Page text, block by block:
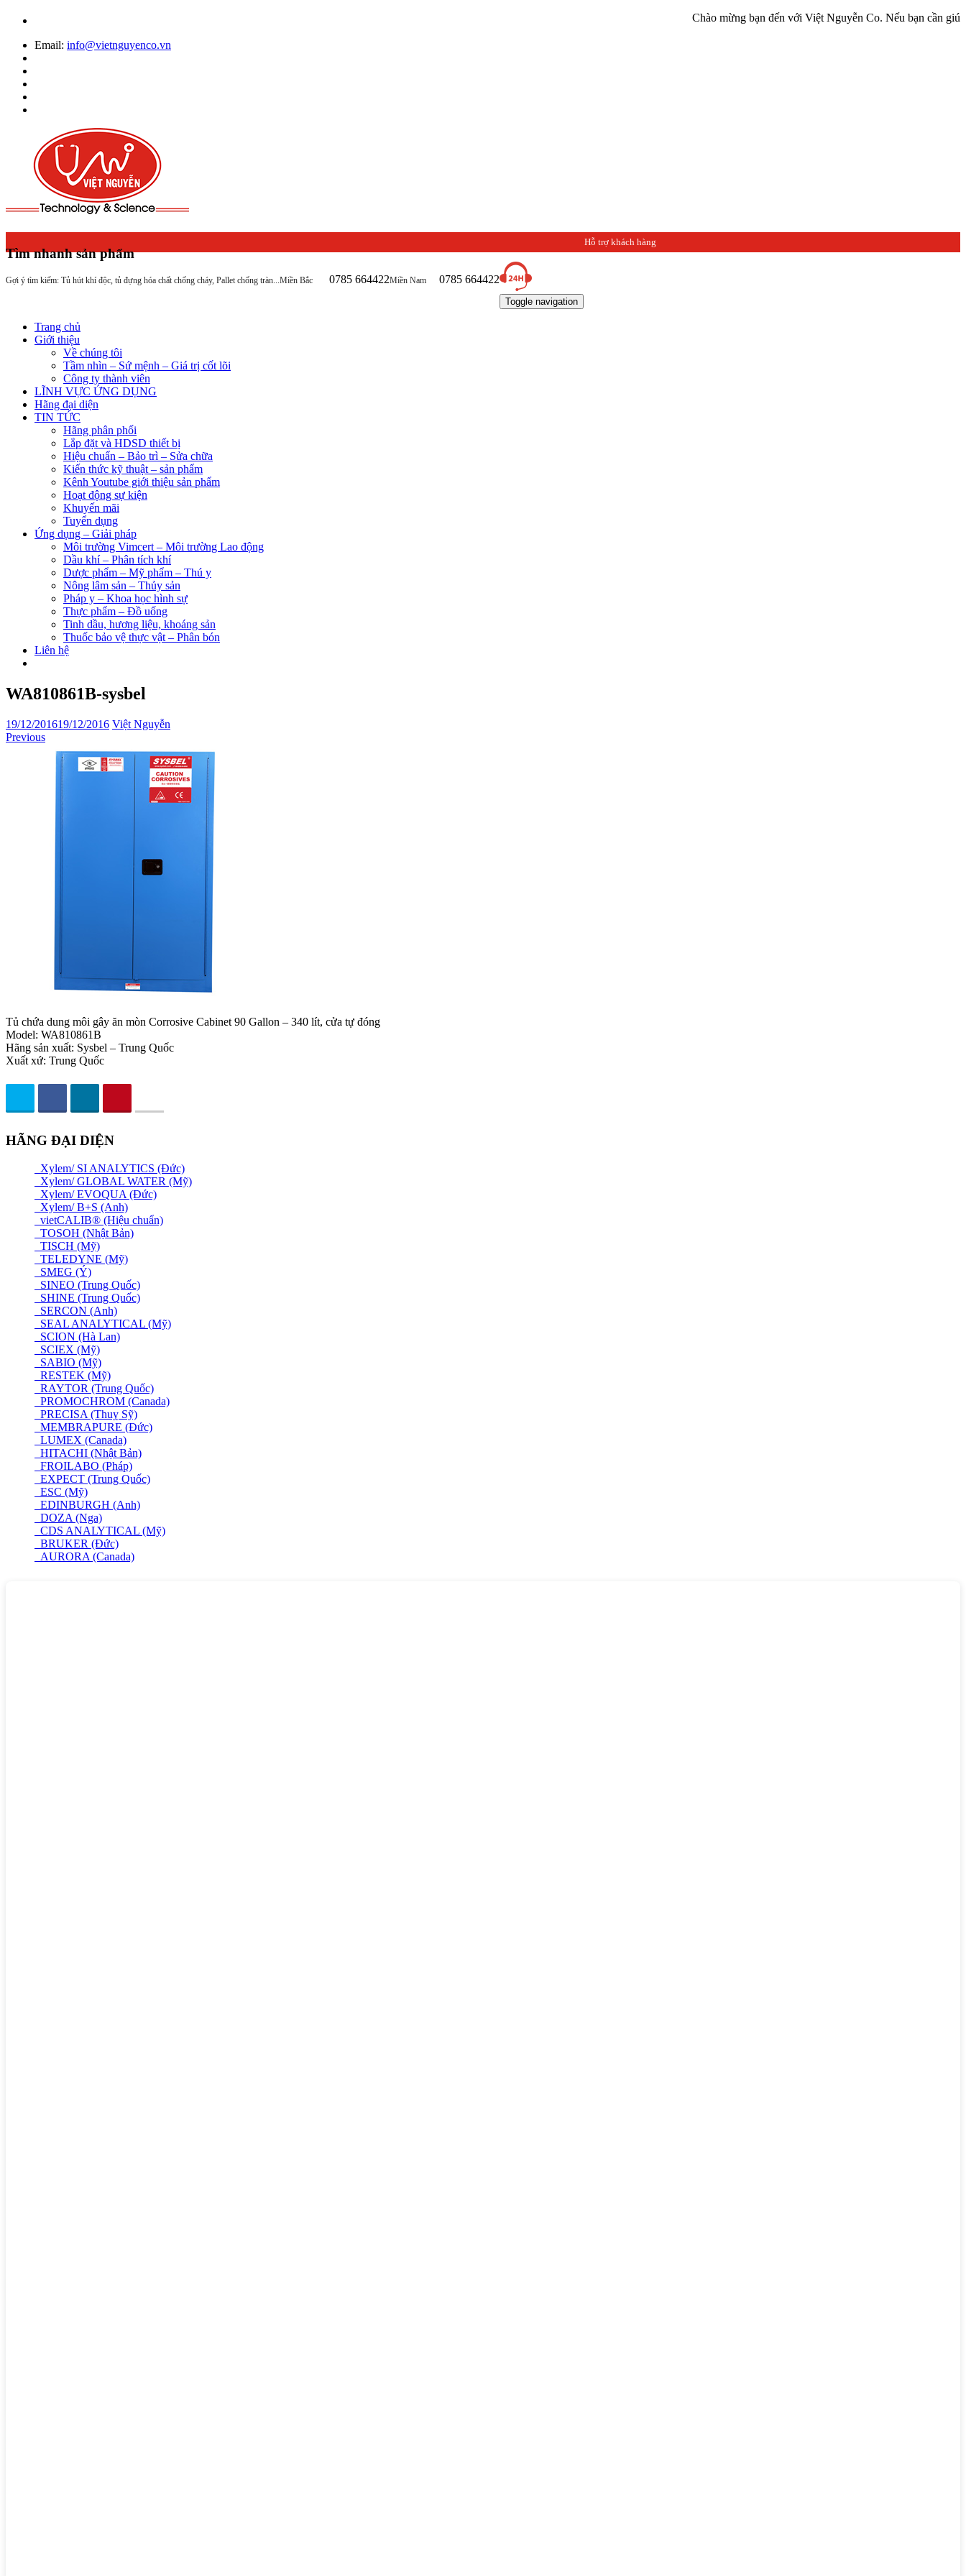
Chào mừng bạn đến với Việt Nguyễn Co. Nếu bạn cần giúp đỡ
Email: info@vietnguyenco.vn
Tìm nhanh sản phẩm
Gợi ý tìm kiếm: Tủ hút khí độc, tủ đựng hóa chất chống cháy, Pallet chống tràn...
Hỗ trợ khách hàng
Miền Bắc 0785 664422Miền Nam 0785 664422
Toggle navigation
Trang chủ
Giới thiệu
Về chúng tôi
Tầm nhìn – Sứ mệnh – Giá trị cốt lõi
Công ty thành viên
LĨNH VỰC ỨNG DỤNG
Hãng đại diện
TIN TỨC
Hãng phân phối
Lắp đặt và HDSD thiết bị
Hiệu chuẩn – Bảo trì – Sửa chữa
Kiến thức kỹ thuật – sản phẩm
Kênh Youtube giới thiệu sản phẩm
Hoạt động sự kiện
Khuyến mãi
Tuyển dụng
Ứng dụng – Giải pháp
Môi trường Vimcert – Môi trường Lao động
Dầu khí – Phân tích khí
Dược phẩm – Mỹ phẩm – Thú y
Nông lâm sản – Thủy sản
Pháp y – Khoa học hình sự
Thực phẩm – Đồ uống
Tinh dầu, hương liệu, khoáng sản
Thuốc bảo vệ thực vật – Phân bón
Liên hệ
WA810861B-sysbel
19/12/201619/12/2016 Việt Nguyễn
Previous
Tủ chứa dung môi gây ăn mòn Corrosive Cabinet 90 Gallon – 340 lít, cửa tự đóng
Model: WA810861B
Hãng sản xuất: Sysbel – Trung Quốc
Xuất xứ: Trung Quốc
HÃNG ĐẠI DIỆN
Xylem/ SI ANALYTICS (Đức)
Xylem/ GLOBAL WATER (Mỹ)
Xylem/ EVOQUA (Đức)
Xylem/ B+S (Anh)
vietCALIB® (Hiệu chuẩn)
TOSOH (Nhật Bản)
TISCH (Mỹ)
TELEDYNE (Mỹ)
SMEG (Ý)
SINEO (Trung Quốc)
SHINE (Trung Quốc)
SERCON (Anh)
SEAL ANALYTICAL (Mỹ)
SCION (Hà Lan)
SCIEX (Mỹ)
SABIO (Mỹ)
RESTEK (Mỹ)
RAYTOR (Trung Quốc)
PROMOCHROM (Canada)
PRECISA (Thuỵ Sỹ)
MEMBRAPURE (Đức)
LUMEX (Canada)
HITACHI (Nhật Bản)
FROILABO (Pháp)
EXPECT (Trung Quốc)
ESC (Mỹ)
EDINBURGH (Anh)
DOZA (Nga)
CDS ANALYTICAL (Mỹ)
BRUKER (Đức)
AURORA (Canada)